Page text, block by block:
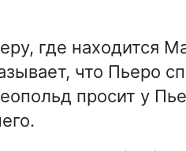
где находится
что Пьеро
просит у